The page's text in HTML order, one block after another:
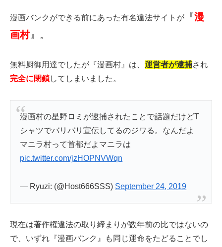
漫画バンクができる前にあった有名違法サイトが 『漫
画村』。
無料厨御用達でしたが『漫画村』は、 運営者が逮捕され
完全に閉鎖してしまいました。
漫画村の星野ロミが逮捕されたことで話題だけどT
シャツでバリバリ宣伝してるのジワる。なんだよ
マニラ村って首都だよマニラは
pic.twitter.com/jzHOPNVWqn
— Ryuzi: (@Host666SSS) September 24, 2019
現在は著作権違法の取り締まりが数年前の比ではないの
で、いずれ『漫画バンク』も同じ運命をたどることでし